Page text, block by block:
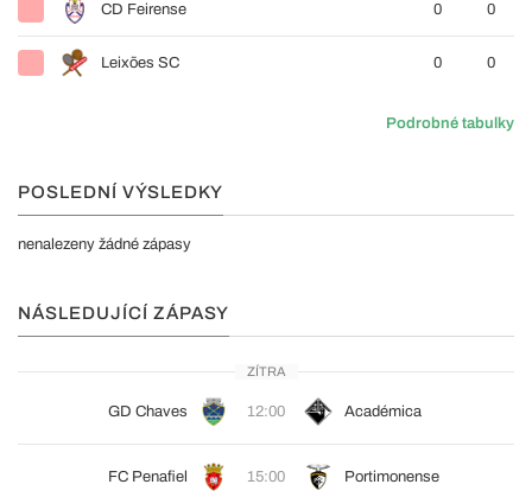
CD Feirense 0 0
Leixões SC 0 0
Podrobné tabulky
POSLEDNÍ VÝSLEDKY
nenalezeny žádné zápasy
NÁSLEDUJÍCÍ ZÁPASY
ZÍTRA
GD Chaves 12:00 Académica
FC Penafiel 15:00 Portimonense